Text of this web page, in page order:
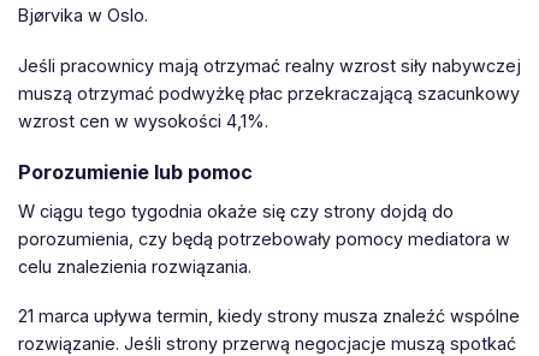
Bjørvika w Oslo.
Jeśli pracownicy mają otrzymać realny wzrost siły nabywczej
muszą otrzymać podwyżkę płac przekraczającą szacunkowy
wzrost cen w wysokości 4,1%.
Porozumienie lub pomoc
W ciągu tego tygodnia okaże się czy strony dojdą do
porozumienia, czy będą potrzebowały pomocy mediatora w
celu znalezienia rozwiązania.
21 marca upływa termin, kiedy strony musza znaleźć wspólne
rozwiązanie. Jeśli strony przerwą negocjacje muszą spotkać